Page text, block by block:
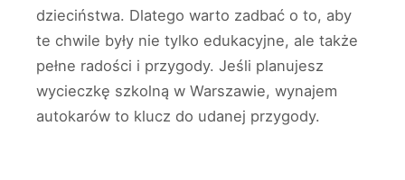
dzieciństwa. Dlatego warto zadbać o to, aby
te chwile były nie tylko edukacyjne, ale także
pełne radości i przygody. Jeśli planujesz
wycieczkę szkolną w Warszawie, wynajem
autokarów to klucz do udanej przygody.